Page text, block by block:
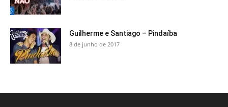
Guilherme e Santiago – Pindaíba
8 de junho de 2017